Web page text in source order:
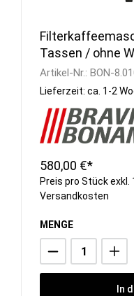
Tassen / ohne
V
Artikel-Nr.: BON-
Lieferzeit: ca. 1-2
580,00 €*
Preis pro Stück exkl.
Versandkosten
MENGE
In